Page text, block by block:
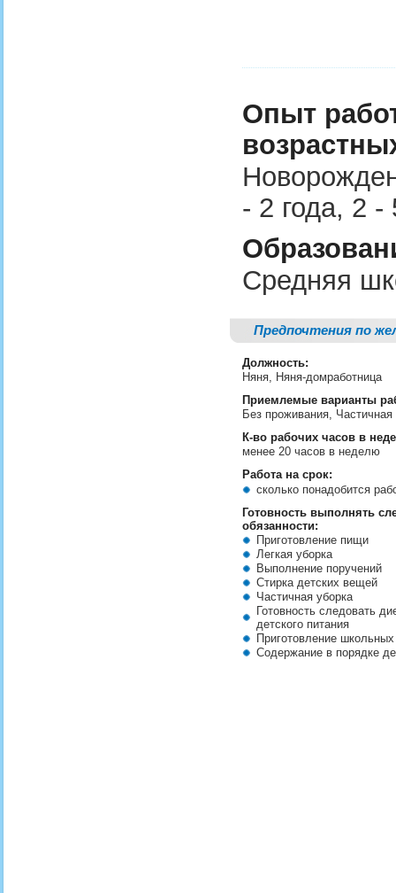
Опыт
- 2 года, 2
Средняя
Предпочтения по
Должность:
Няня, Няня-домработница
Приемлемые варианты
Без проживания, Частичная
К-во рабочих часов в
менее 20 часов в неделю
Работа на срок:
сколько понадобится
Готовность выполнять
обязанности:
Приготовление пищи
Легкая уборка
Выполнение поручений
Стирка детских вещей
Частичная уборка
Готовность следовать
детского питания
Приготовление
Содержание в порядке